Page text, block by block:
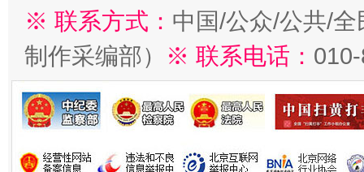
※ 联系方式： 中国/公众/公共/
制作采编部）
※ 联系电话：